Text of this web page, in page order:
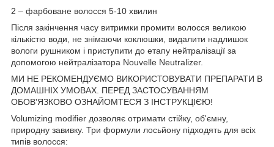
2 – фарбоване волосся 5-10 хвилин
Після закінчення часу витримки промити волосся великою
кількістю води, не знімаючи коклюшки, видалити надлишок
вологи рушником і приступити до етапу нейтралізації за
допомогою нейтралізатора Nouvelle Neutralizer.
МИ НЕ РЕКОМЕНДУЄМО ВИКОРИСТОВУВАТИ ПРЕПАРАТИ В
ДОМАШНІХ УМОВАХ. ПЕРЕД ЗАСТОСУВАННЯМ
ОБОВ'ЯЗКОВО ОЗНАЙОМТЕСЯ З ІНСТРУКЦІЄЮ!
Volumizing modifier дозволяє отримати стійку, об'ємну,
природну завивку. Три формули лосьйону підходять для всіх
типів волосся: